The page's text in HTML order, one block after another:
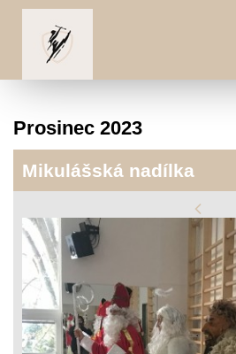
Prosinec 2023
Mikulášská nadílka